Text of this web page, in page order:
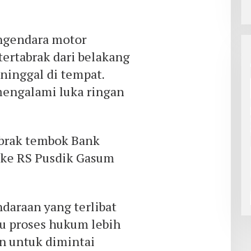
motor
dari belakang
di tempat.
luka ringan
tembok Bank
RS Pusdik Gasum
yang terlibat
proses hukum lebih
untuk dimintai